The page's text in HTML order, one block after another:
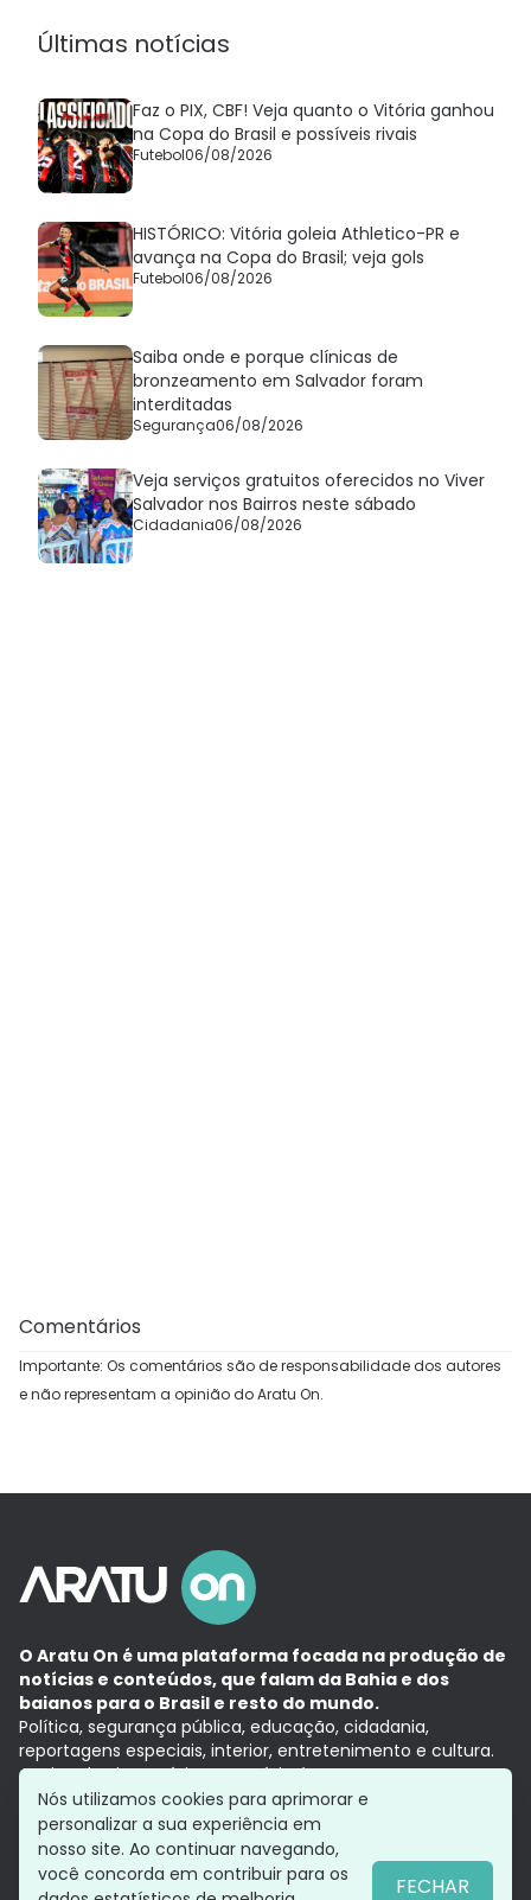
Últimas notícias
Faz o PIX, CBF! Veja quanto o Vitória ganhou
na Copa do Brasil e possíveis rivais
Futebol06/08/2026
HISTÓRICO: Vitória goleia Athletico-PR e
avança na Copa do Brasil; veja gols
Futebol06/08/2026
Saiba onde e porque clínicas de
bronzeamento em Salvador foram
interditadas
Segurança06/08/2026
Veja serviços gratuitos oferecidos no Viver
Salvador nos Bairros neste sábado
Cidadania06/08/2026
Comentários
Importante: Os comentários são de responsabilidade dos autores
e não representam a opinião do Aratu On.
O Aratu On é uma plataforma focada na produção de
notícias e conteúdos, que falam da Bahia e dos
baianos para o Brasil e resto do mundo.
Política, segurança pública, educação, cidadania,
reportagens especiais, interior, entretenimento e cultura.
Aqui, tudo vira notícia e a notícia é no tempo presente,
com a credibilidade do Grupo Aratu.
Grupo Aratu
Política de privacidade
Nós utilizamos cookies para aprimorar e
personalizar a sua experiência em
nosso site. Ao continuar navegando,
você concorda em contribuir para os
FECHAR